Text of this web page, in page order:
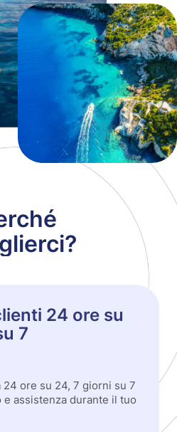
24 ore su
7
24 ore su 24, 7 giorni su 7
assistenza durante il tuo